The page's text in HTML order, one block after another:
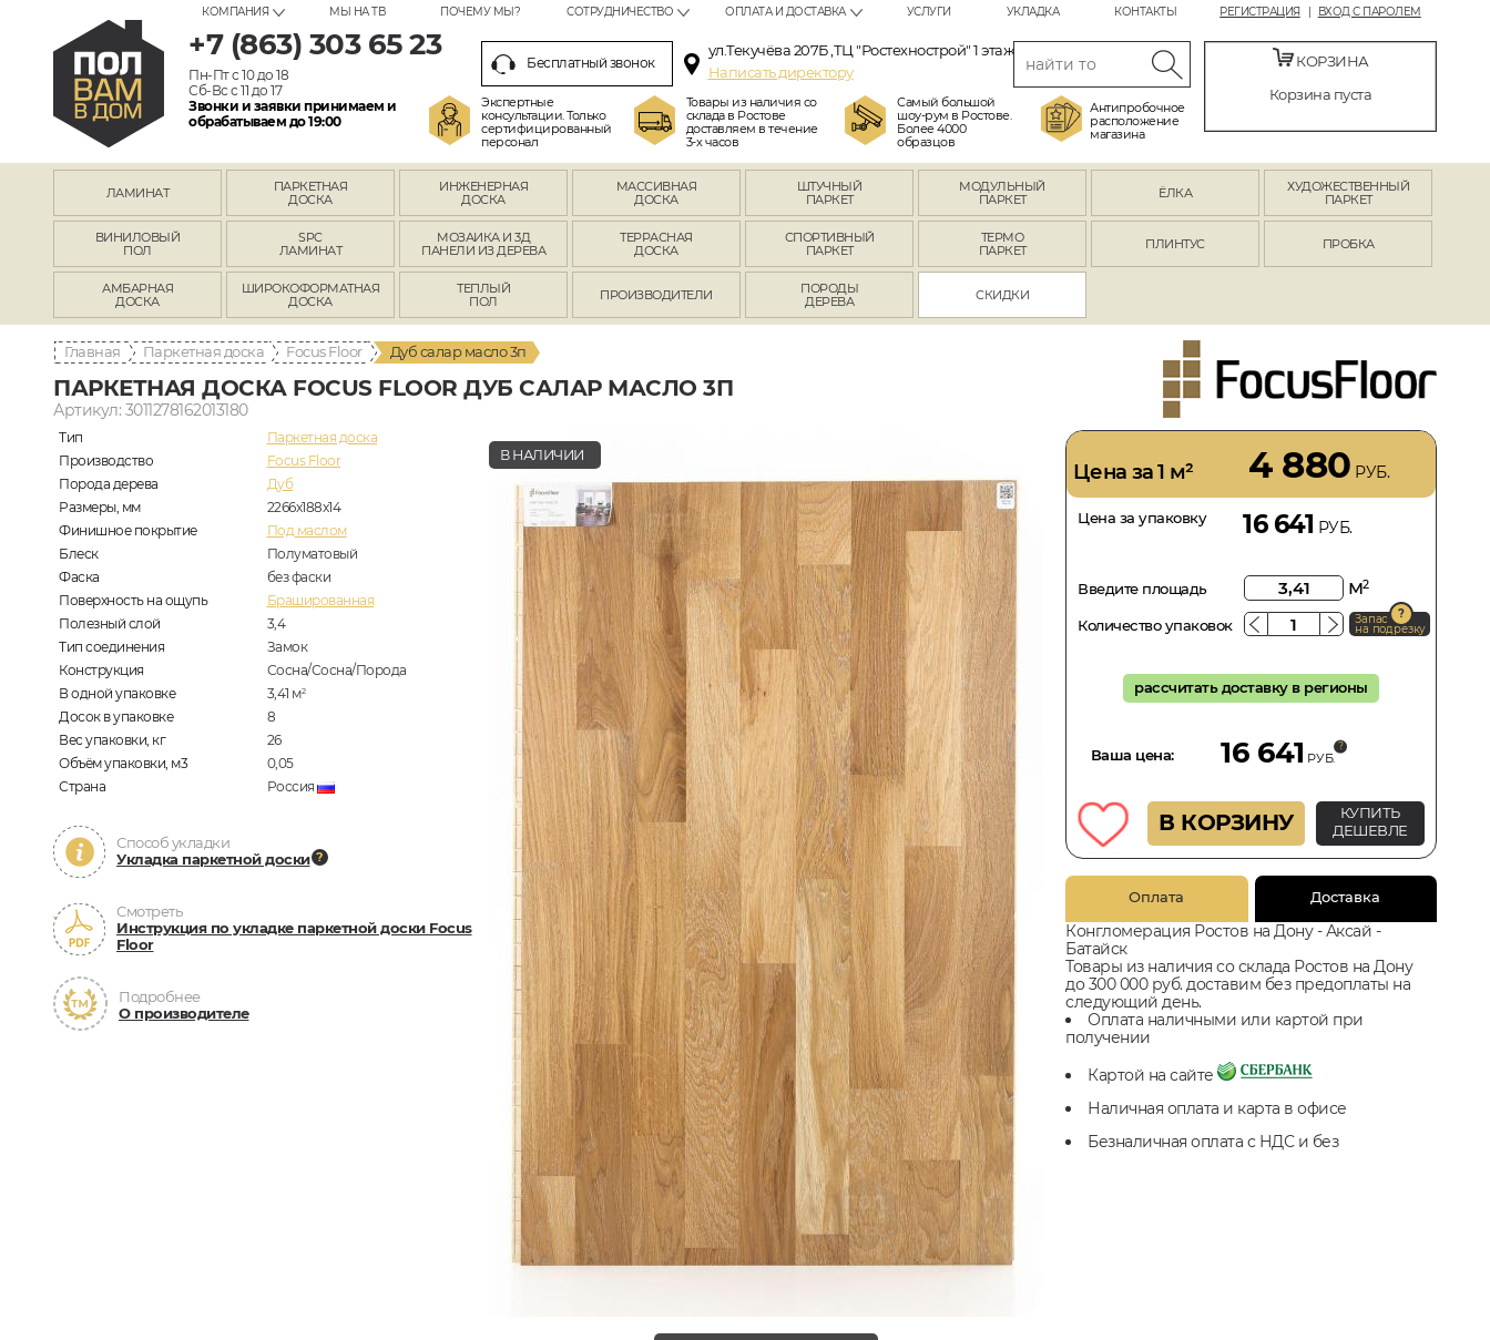
РЕГИСТРАЦИЯ ВХОД С ПАРОЛЕМ
КОМПАНИЯ МЫ НА ТВ ПОЧЕМУ МЫ? СОТРУДНИЧЕСТВО ОПЛАТА И ДОСТАВКА УСЛУГИ УКЛАДКА КОНТАКТЫ
+7 (863) 303 65 23
Пн-Пт с 10 до 18
Сб-Вс с 11 до 17
Звонки и заявки принимаем и
обрабатываем до 19:00
Бесплатный звонок
ул.Текучёва 207Б ,ТЦ "Ростехнострой" 1 этаж
Написать директору
Экспертные
консультации. Только
сертифицированный
персонал
Товары из наличия со
склада в Ростове
доставляем в течение
3-х часов
Самый большой
шоу-рум в Ростове.
Более 4000
образцов
Антипробочное
расположение
магазина
КОРЗИНА
Корзина пуста
ЛАМИНАТ
ПАРКЕТНАЯ
ДОСКА
ИНЖЕНЕРНАЯ
ДОСКА
МАССИВНАЯ
ДОСКА
ШТУЧНЫЙ
ПАРКЕТ
МОДУЛЬНЫЙ
ПАРКЕТ
ЁЛКА
ХУДОЖЕСТВЕННЫЙ
ПАРКЕТ
ВИНИЛОВЫЙ
ПОЛ
SPC
ЛАМИНАТ
МОЗАИКА И 3Д
ПАНЕЛИ ИЗ ДЕРЕВА
ТЕРРАСНАЯ
ДОСКА
СПОРТИВНЫЙ
ПАРКЕТ
ТЕРМО
ПАРКЕТ
ПЛИНТУС ПРОБКА
АМБАРНАЯ
ДОСКА
ШИРОКОФОРМАТНАЯ
ДОСКА
ТЕПЛЫЙ
ПОЛ
ПРОИЗВОДИТЕЛИ
ПОРОДЫ
ДЕРЕВА
СКИДКИ
Главная Паркетная доска Focus Floor Дуб салар масло 3п
ПАРКЕТНАЯ ДОСКА FOCUS FLOOR ДУБ САЛАР МАСЛО 3П
Артикул: 3011278162013180
Тип
Паркетная доска
Производство
Focus Floor
Порода дерева
Дуб
Размеры, мм
2266x188x14
Финишное покрытие
Под маслом
Блеск
Полуматовый
Фаска
без фаски
Поверхность на ощупь
Брашированная
Полезный слой
3,4
Тип соединения
Замок
Конструкция
Сосна/Сосна/Порода
В одной упаковке
3,41 м2
Досок в упаковке
8
Вес упаковки, кг
26
Объём упаковки, м3
0,05
Страна
Россия
Способ укладки
Укладка паркетной доски
Смотреть
Инструкция по укладке паркетной доски Focus
Floor
Подробнее
О производителе
В НАЛИЧИИ
Цена за 1 м² 4 880 РУБ.
Цена за упаковку 16 641 РУБ.
Введите площадь м2
Количество упаковок Запас
на подрезку
рассчитать доставку в регионы
Ваша цена: 16 641 РУБ.
В КОРЗИНУ
КУПИТЬ
ДЕШЕВЛЕ
Оплата Доставка
Конгломерация Ростов на Дону - Аксай -
Батайск
Товары из наличия со склада Ростов на Дону
до 300 000 руб. доставим без предоплаты на
следующий день.
Оплата наличными или картой при
получении
Картой на сайте
Наличная оплата и карта в офисе
Безналичная оплата с НДС и без